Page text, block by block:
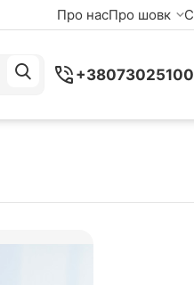
Про насПро шовк